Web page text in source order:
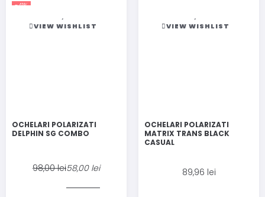
VIEW WISHLIST
-41%
OCHELARI POLARIZATI
DELPHIN SG COMBO
98,00lei58,00 lei
VIEW WISHLIST
OCHELARI POLARIZATI
MATRIX TRANS BLACK
CASUAL
89,96 lei